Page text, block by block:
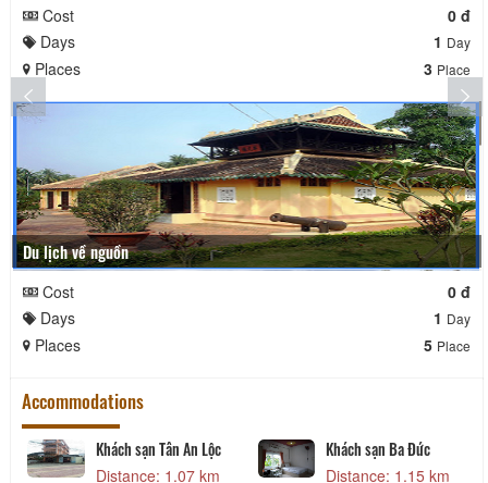
Cost
0 đ
Days
1 Day
Places 3 Place
Du lịch về nguồn
Cost
0 đ
Days
1 Day
Places 5 Place
Accommodations
Khách sạn Tân An Lộc
Distance: 1.07 km
Khách sạn Ba Đức
Distance: 1.15 km